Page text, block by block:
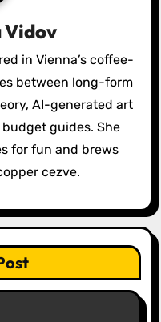
Vidov
in Vienna’s coffee-
between long-form
AI-generated art
guides. She
for fun and brews
cezve.